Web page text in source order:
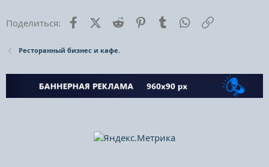
Поделиться: FacebookX (Twitter)
Reddit PinterestTumblr WhatsApp
Ресторанный бизнес и кафе.